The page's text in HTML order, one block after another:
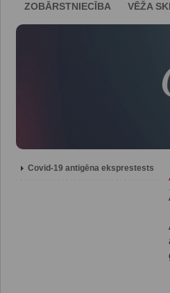
ZOBĀRSTNIECĪBA
VĒŽA
Covid-19 antigēna eksprestests